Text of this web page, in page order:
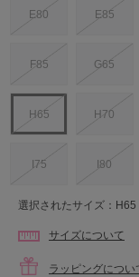
E80 E85
F85 G65
H65 H70
I75 I80
選択されたサイズ：H65
サイズについて
ラッピングについ